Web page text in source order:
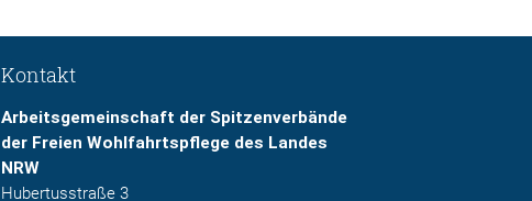
Kontakt
Arbeitsgemeinschaft der Spitzenverbände
der Freien Wohlfahrtspflege des Landes
NRW
Hubertusstraße 3